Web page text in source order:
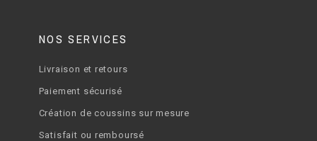
NOS SERVICES
Livraison et retours
Paiement sécurisé
Création de coussins sur mesure
Satisfait ou remboursé